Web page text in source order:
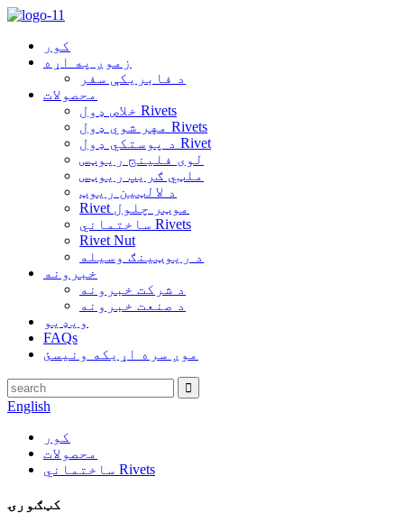
کور
زموږ په اړه
د فابریکې سفر
محصولات
خلاص ډول Rivets
مهر شوي ډول Rivets
د پوستکي ډول Rivet
لوی فلینج ریوټس
ملټي ګریپ ریوټس
د لالټین ریوټ
Rivet موټر چلول
ساختماني Rivets
Rivet Nut
د ریوټینګ وسیله
خبرونه
د شرکت خبرونه
د صنعت خبرونه
ویډیو
FAQs
موږ سره اړیکه ونیسئ
English
کور
محصولات
ساختماني Rivets
کټګورۍ